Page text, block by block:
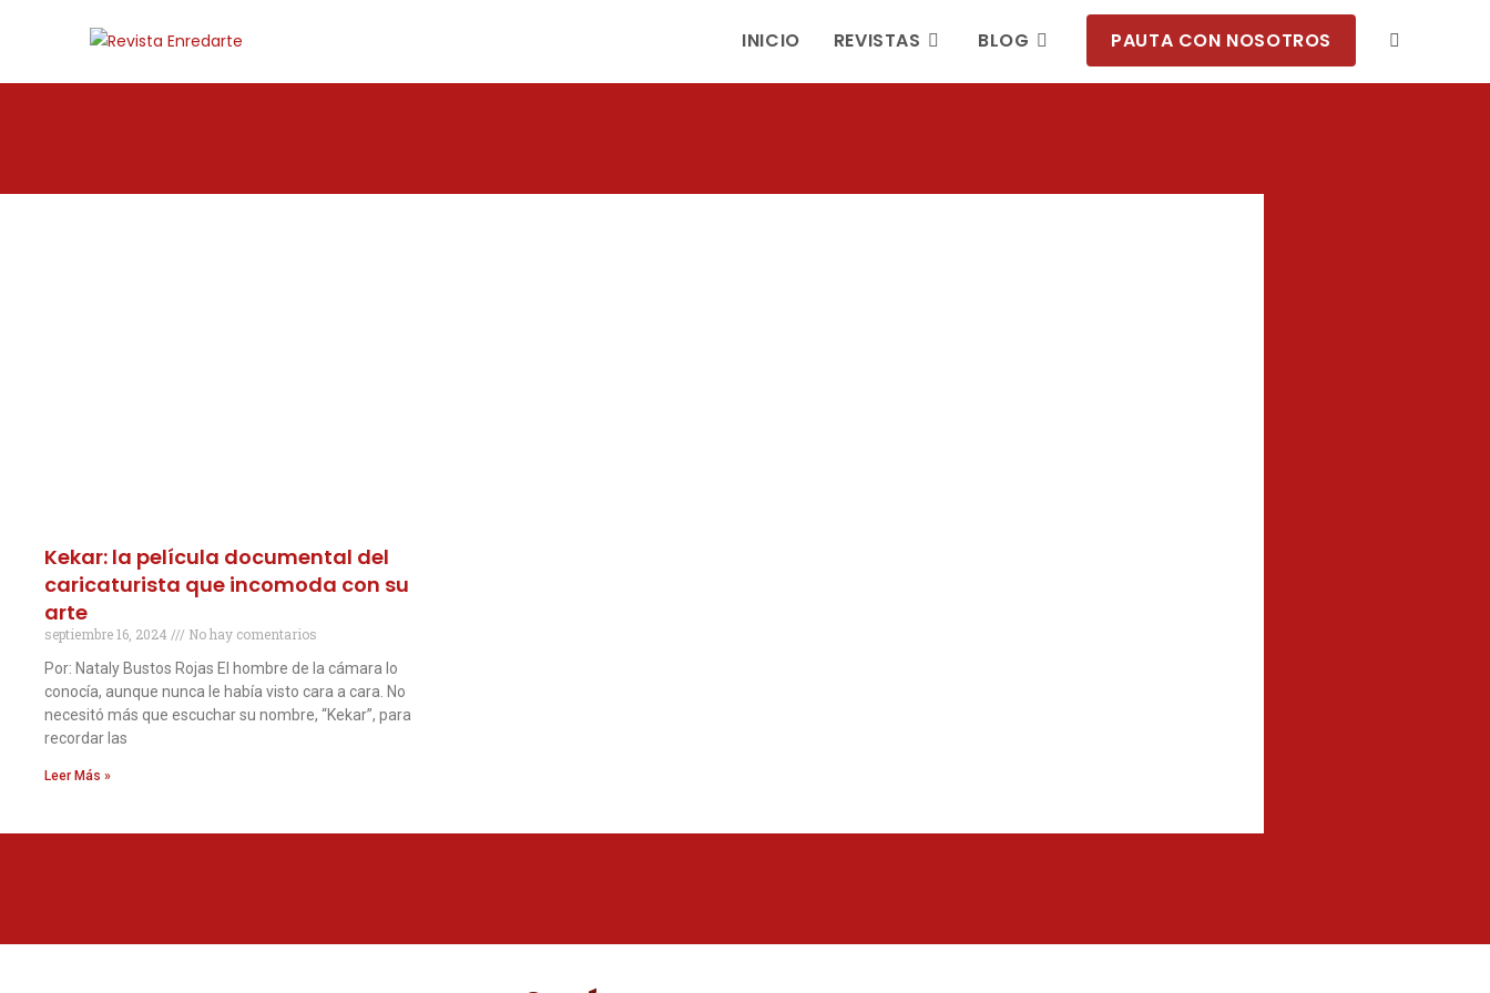
INICIO REVISTAS BLOG PAUTA CON NOSOTROS
Kekar: la película documental del
caricaturista que incomoda con su
arte
septiembre 16, 2024
No hay comentarios
Por: Nataly Bustos Rojas El hombre de la cámara lo
conocía, aunque nunca le había visto cara a cara. No
necesitó más que escuchar su nombre, “Kekar”, para
recordar las
Leer Más »